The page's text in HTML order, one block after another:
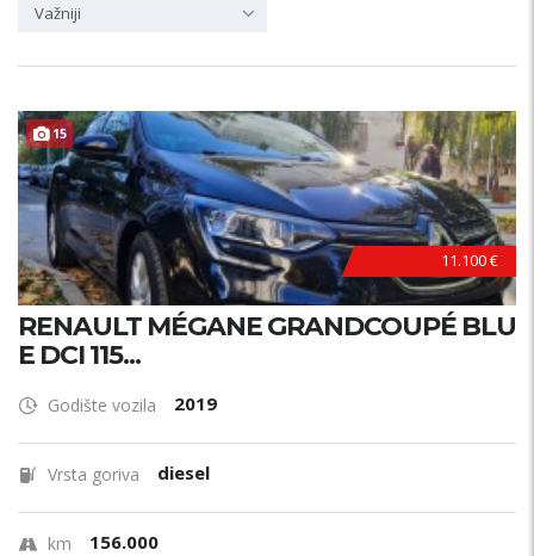
Važniji
15
11.100 €
RENAULT MÉGANE GRANDCOUPÉ BLU
E DCI 115...
Godište vozila 2019
Vrsta goriva diesel
km 156.000